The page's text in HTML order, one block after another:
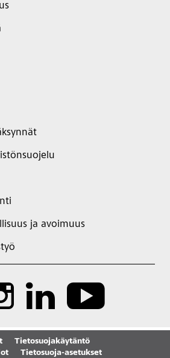
ja avoimuus
Tietosuojakäytäntö
Tietosuoja-asetukset